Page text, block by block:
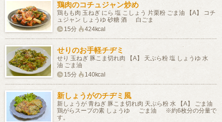
鶏肉のコチュジャン炒め
鶏もも肉 玉ねぎ にら 塩 こしょう 片栗粉 ごま油 【A】 コチ
ュジャン しょうゆ 砂糖 酒 白ごま
15分
424kcal
せりのお手軽チヂミ
せり 玉ねぎ 豚こま切れ肉 【A】 天ぷら粉 塩 しょうゆ 水
油 ごま油
15分
140kcal
新しょうがのチヂミ風
新しょうが 青ねぎ 豚こま切れ肉 天ぷら粉 水 【A】 ごま油
鶏がらスープの素 しょうゆ ごま油 ※約6枚分の分量で
す。